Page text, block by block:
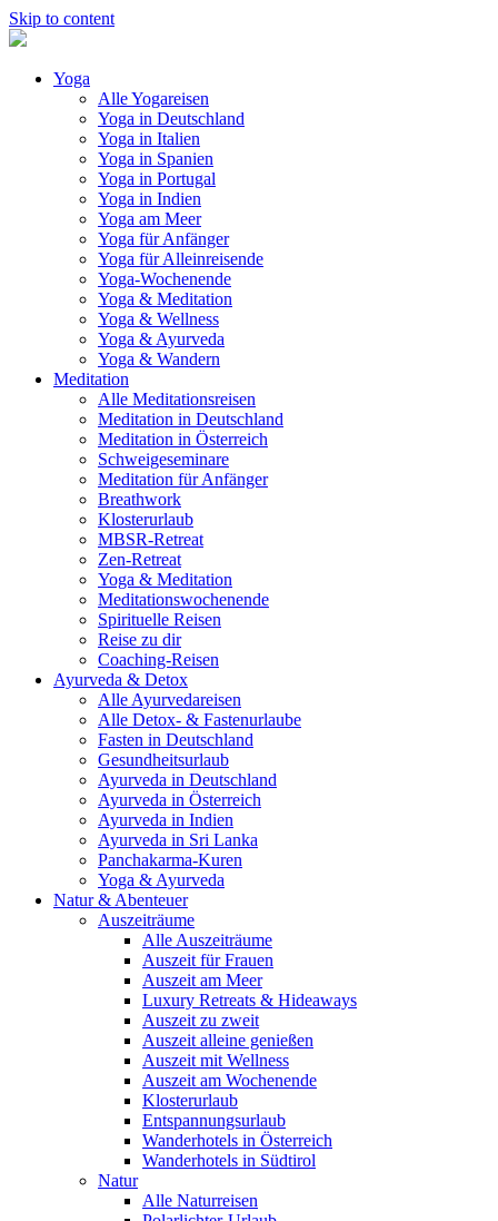
Skip to content
Yoga
Alle Yogareisen
Yoga in Deutschland
Yoga in Italien
Yoga in Spanien
Yoga in Portugal
Yoga in Indien
Yoga am Meer
Yoga für Anfänger
Yoga für Alleinreisende
Yoga-Wochenende
Yoga & Meditation
Yoga & Wellness
Yoga & Ayurveda
Yoga & Wandern
Meditation
Alle Meditationsreisen
Meditation in Deutschland
Meditation in Österreich
Schweigeseminare
Meditation für Anfänger
Breathwork
Klosterurlaub
MBSR-Retreat
Zen-Retreat
Yoga & Meditation
Meditationswochenende
Spirituelle Reisen
Reise zu dir
Coaching-Reisen
Ayurveda & Detox
Alle Ayurvedareisen
Alle Detox- & Fastenurlaube
Fasten in Deutschland
Gesundheitsurlaub
Ayurveda in Deutschland
Ayurveda in Österreich
Ayurveda in Indien
Ayurveda in Sri Lanka
Panchakarma-Kuren
Yoga & Ayurveda
Natur & Abenteuer
Auszeiträume
Alle Auszeiträume
Auszeit für Frauen
Auszeit am Meer
Luxury Retreats & Hideaways
Auszeit zu zweit
Auszeit alleine genießen
Auszeit mit Wellness
Auszeit am Wochenende
Klosterurlaub
Entspannungsurlaub
Wanderhotels in Österreich
Wanderhotels in Südtirol
Natur
Alle Naturreisen